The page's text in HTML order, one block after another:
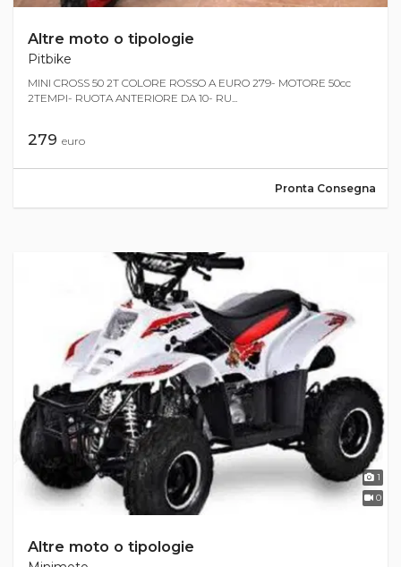
Altre moto o tipologie
Pitbike
MINI CROSS 50 2T COLORE ROSSO A EURO 279- MOTORE 50cc
2TEMPI- RUOTA ANTERIORE DA 10- RU...
279 euro
Pronta Consegna
1
0
Altre moto o tipologie